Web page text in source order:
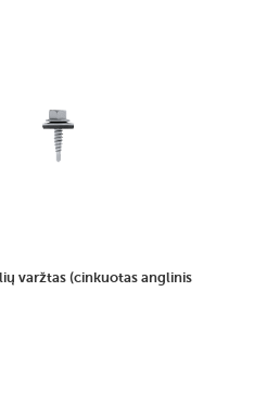
varžtas (cinkuotas anglinis